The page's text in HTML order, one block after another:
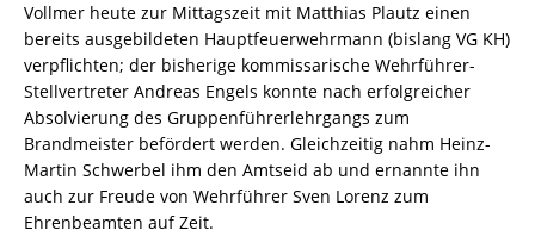
Vollmer heute zur Mittagszeit mit Matthias Plautz einen
bereits ausgebildeten Hauptfeuerwehrmann (bislang VG KH)
verpflichten; der bisherige kommissarische Wehrführer-
Stellvertreter Andreas Engels konnte nach erfolgreicher
Absolvierung des Gruppenführerlehrgangs zum
Brandmeister befördert werden. Gleichzeitig nahm Heinz-
Martin Schwerbel ihm den Amtseid ab und ernannte ihn
auch zur Freude von Wehrführer Sven Lorenz zum
Ehrenbeamten auf Zeit.